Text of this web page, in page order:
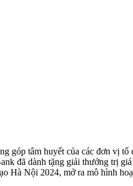
góp tâm huyết của các đơn vị
đã dành tặng giải thưởng trị
Hà Nội 2024, mở ra mô hình